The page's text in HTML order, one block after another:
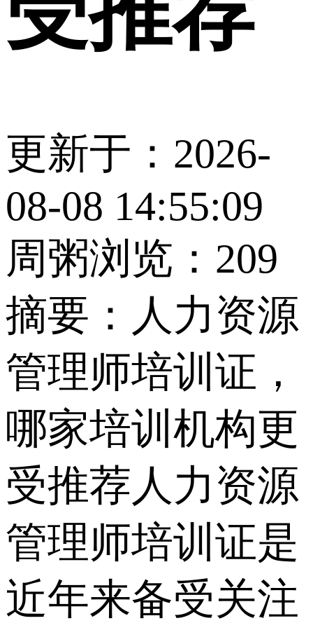
更新于：2026-
08-08 14:55:09
周粥浏览：209
摘要： 人力资源
管理师培训证，
哪家培训机构更
受推荐人力资源
管理师培训证是
近年来备受关注